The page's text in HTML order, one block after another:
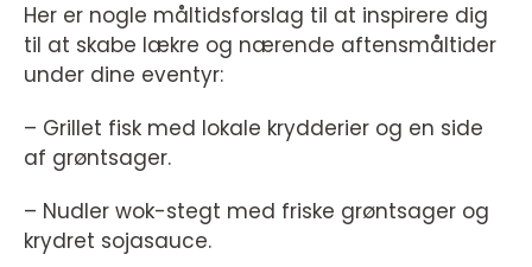
Her er nogle måltidsforslag til at inspirere dig
til at skabe lækre og nærende aftensmåltider
under dine eventyr:
– Grillet fisk med lokale krydderier og en side
af grøntsager.
– Nudler wok-stegt med friske grøntsager og
krydret sojasauce.